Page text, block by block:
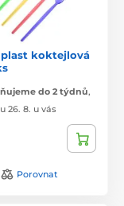
plast koktejlová
do 2 týdnů,
26. 8. u vás
Porovnat